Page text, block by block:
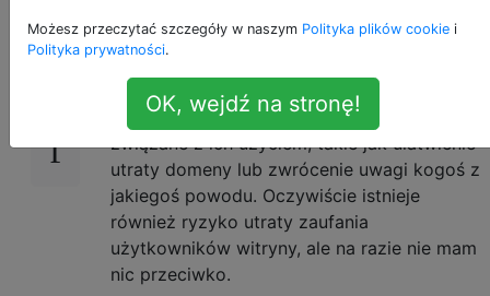
22
Przez lata widziałem wiele usług proxy
nie mam pojęcia, czy działają; lub jeśli chodzi
o to, jeśli istnieje jakiekolwiek ryzyko prawne
związane z ich użyciem, takie jak ułatwienie
utraty domeny lub zwrócenie uwagi kogoś z
jakiegoś powodu. Oczywiście istnieje
również ryzyko utraty zaufania
użytkowników witryny, ale na razie nie mam
nic przeciwko.
Możesz przeczytać szczegóły w naszym Polityka plików cookie i
Polityka prywatności.
OK, wejdź na stronę!